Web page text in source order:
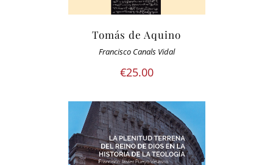
Tomás de Aquino
Francisco Canals Vidal
€25.00